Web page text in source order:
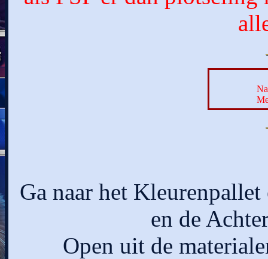
Ga naar het
en de
Open uit de